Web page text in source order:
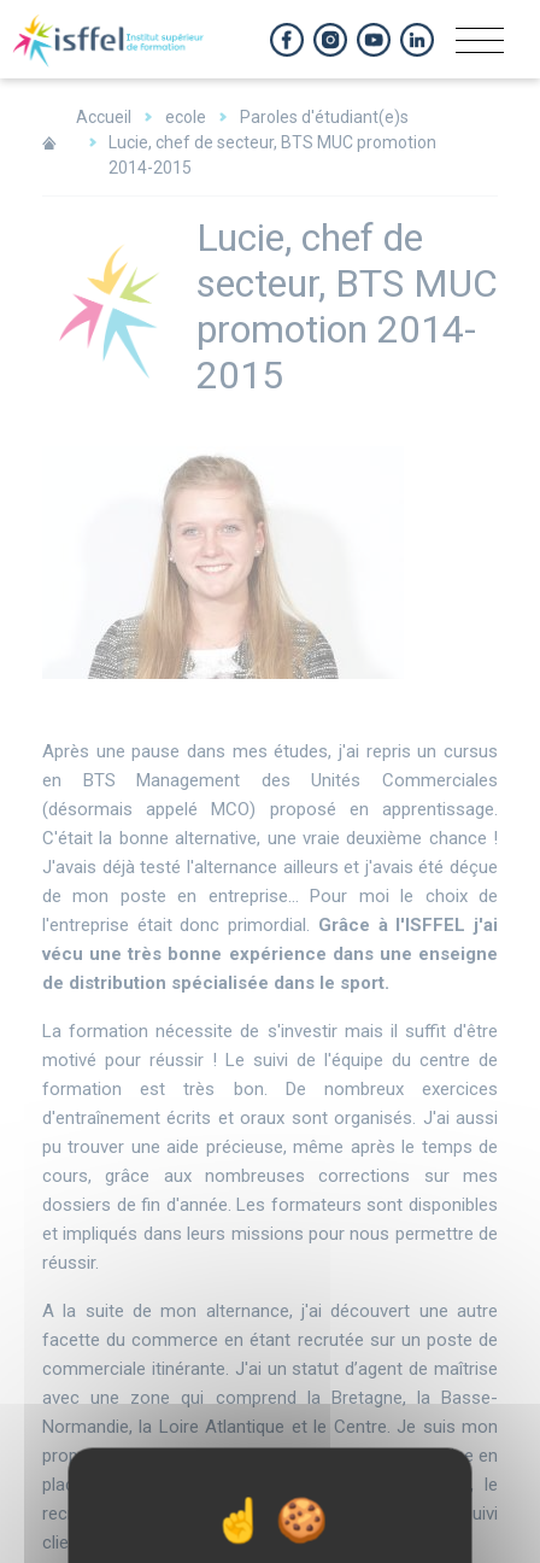
Accueil ecole
Paroles d'étudiant(e)s
Lucie, chef de secteur, BTS MUC promotion
2014-2015
Lucie, chef de
secteur, BTS MUC
promotion 2014-
2015
Texte
Après une pause dans mes études, j'ai repris un cursus
en BTS Management des Unités Commerciales
(désormais appelé MCO) proposé en apprentissage.
C'était la bonne alternative, une vraie deuxième chance !
J'avais déjà testé l'alternance ailleurs et j'avais été déçue
de mon poste en entreprise… Pour moi le choix de
l'entreprise était donc primordial. Grâce à l'ISFFEL j'ai
vécu une très bonne expérience dans une enseigne
de distribution spécialisée dans le sport.
La formation nécessite de s'investir mais il suffit d'être
motivé pour réussir ! Le suivi de l'équipe du centre de
formation est très bon. De nombreux exercices
d'entraînement écrits et oraux sont organisés. J'ai aussi
pu trouver une aide précieuse, même après le temps de
cours, grâce aux nombreuses corrections sur mes
dossiers de fin d'année. Les formateurs sont disponibles
et impliqués dans leurs missions pour nous permettre de
réussir.
A la suite de mon alternance, j'ai découvert une autre
facette du commerce en étant recrutée sur un poste de
commerciale itinérante. J'ai un statut d’agent de maîtrise
avec une zone qui comprend la Bretagne, la Basse-
Normandie, la Loire Atlantique et le Centre. Je suis mon
propre chef de secteur. Je gère la prospection, la mise en
place d'actions commerciales pour mes magasins, le
recrutement de mes différents livreurs et le suivi
clientèle.
Panneau de gestion des cookies